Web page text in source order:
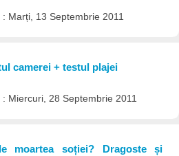
: Marți, 13 Septembrie 2011
camerei + testul plajei
: Miercuri, 28 Septembrie 2011
moartea soției? Dragoste și